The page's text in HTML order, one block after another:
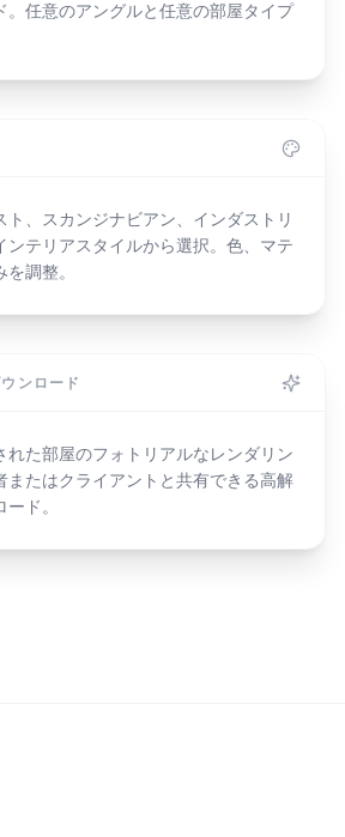
。任意のアングルと任意の部屋タイプ
ト、スカンジナビアン、インダストリ
ンテリアスタイルから選択。色、マテ
調整。
ンロード
れた部屋のフォトリアルなレンダリン
またはクライアントと共有できる高解
ド。